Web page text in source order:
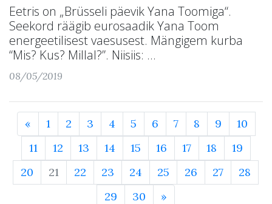
Eetris on „Brüsseli päevik Yana Toomiga“.
Seekord räägib eurosaadik Yana Toom
energeetilisest vaesusest. Mängigem kurba
“Mis? Kus? Millal?”. Niisiis: ...
08/05/2019
« 1 2 3 4 5 6 7 8 9
10
11
12 13 14 15 16 17 18
19
20
21 22 23 24 25 26 27
28
29
30 »